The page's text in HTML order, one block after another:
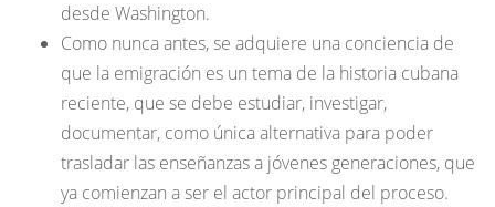
desde Washington.
Como nunca antes, se adquiere una conciencia de
que la emigración es un tema de la historia cubana
reciente, que se debe estudiar, investigar,
documentar, como única alternativa para poder
trasladar las enseñanzas a jóvenes generaciones, que
ya comienzan a ser el actor principal del proceso.